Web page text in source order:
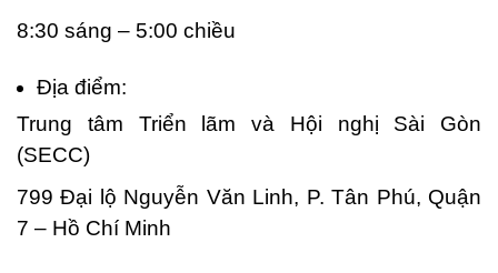
8:30 sáng – 5:00 chiều
Địa điểm:
Trung tâm Triển lãm và Hội nghị Sài Gòn
(SECC)
799 Đại lộ Nguyễn Văn Linh, P. Tân Phú, Quận
7 – Hồ Chí Minh